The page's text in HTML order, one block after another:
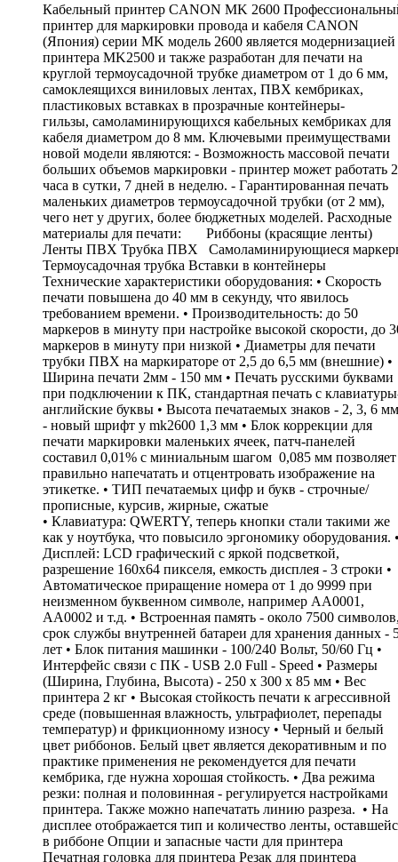
Кабельный принтер CANON MK 2600
принтер для маркировки провода и кабеля CANON
(Япония) серии MK модель 2600 является модернизацией
принтера MK2500 и также разработан для печати на
круглой термоусадочной трубке диаметром от 1 до 6 мм,
самоклеящихся виниловых лентах, ПВХ кембриках,
пластиковых вставках в прозрачные контейнеры-
гильзы, cамоламинирующихся кабельных кембриках для
кабеля диаметром до 8 мм. Ключевыми преимуществами
новой модели являются: - Возможность массовой печати
больших объемов маркировки - принтер может работать
часа в сутки, 7 дней в неделю. - Гарантированная печать
маленьких диаметров термоусадочной трубки (от 2 мм),
чего нет у других, более бюджетных моделей. Расходные
материалы для печати: Риббоны (красящие ленты)
Ленты ПВХ Трубка ПВХ Самоламинирующиеся
Термоусадочная трубка Вставки в контейнеры
Технические характеристики оборудования: • Скорость
печати повышена до 40 мм в секунду, что явилось
требованием времени. • Производительность: до 50
маркеров в минуту при настройке высокой скорости, до
маркеров в минуту при низкой • Диаметры для печати
трубки ПВХ на маркираторе от 2,5 до 6,5 мм (внешние) •
Ширина печати 2мм - 150 мм • Печать русскими буквами
при подключении к ПК, стандартная печать с
английские буквы • Высота печатаемых знаков - 2, 3, 6 мм
- новый шрифт у mk2600 1,3 мм • Блок коррекции для
печати маркировки маленьких ячеек, патч-панелей
составил 0,01% с миниальным шагом 0,085 мм позволяет
правильно напечатать и отцентровать изображение на
этикетке. • ТИП печатаемых цифр и букв - строчные/
прописные, курсив, жирные, сжатые
• Клавиатура: QWERTY, теперь кнопки стали такими же
как у ноутбука, что повысило эргономику оборудования.
Дисплей: LCD графический c яркой подсветкой,
разрешение 160х64 пикселя, емкость дисплея - 3 строки •
Автоматическое приращение номера от 1 до 9999 при
неизменном буквенном символе, например АА0001,
АА0002 и т.д. • Встроенная память - около 7500
срок службы внутренней батареи для хранения данных -
лет • Блок питания машинки - 100/240 Вольт, 50/60 Гц •
Интерфейс связи с ПК - USB 2.0 Full - Speed • Размеры
(Ширина, Глубина, Высота) - 250 х 300 х 85 мм • Вес
принтера 2 кг • Высокая стойкость печати к агрессивной
среде (повышенная влажность, ультрафиолет, перепады
температур) и фрикционному износу • Черный и белый
цвет риббонов. Белый цвет является декоративным и по
практике применения не рекомендуется для печати
кембрика, где нужна хорошая стойкость. • Два режима
резки: полная и половинная - регулируется настройками
принтера. Также можно напечатать линию разреза. • На
дисплее отображается тип и количество ленты,
в риббоне Опции и запасные части для принтера
Печатная головка для принтера Резак для принтера